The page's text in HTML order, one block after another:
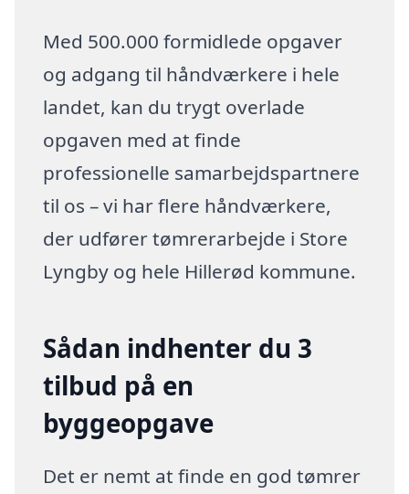
Med 500.000 formidlede opgaver
og adgang til håndværkere i hele
landet, kan du trygt overlade
opgaven med at finde
professionelle samarbejdspartnere
til os – vi har flere håndværkere,
der udfører tømrerarbejde i Store
Lyngby og hele Hillerød kommune.
Sådan indhenter du 3
tilbud på en
byggeopgave
Det er nemt at finde en god tømrer